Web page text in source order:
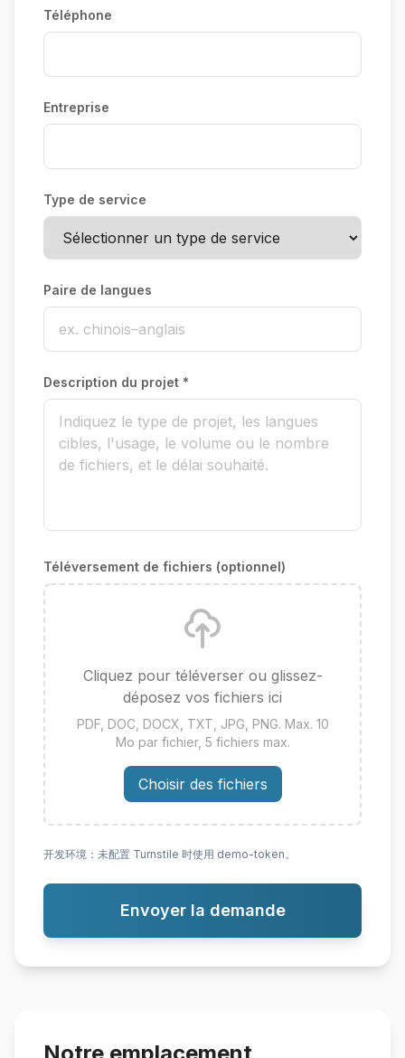
Téléphone
Entreprise
Type de service
Paire de langues
Description du projet *
Téléversement de fichiers (optionnel)
Cliquez pour téléverser ou glissez-
déposez vos fichiers ici
PDF, DOC, DOCX, TXT, JPG, PNG. Max. 10
Mo par fichier, 5 fichiers max.
Choisir des fichiers
开发环境：未配置 Turnstile 时使用 demo-token。
Envoyer la demande